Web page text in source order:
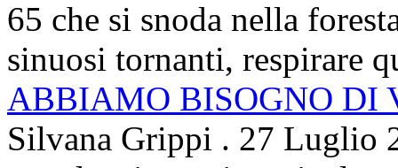
65 che si snoda nella
sinuosi tornanti, respirare
ABBIAMO BISOGNO DI
Silvana Grippi . 27 Luglio